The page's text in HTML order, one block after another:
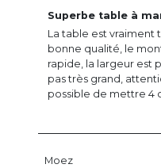
Superbe table à
La table est vraiment
bonne qualité, le
rapide, la largeur est
pas très grand,
possible de mettre 4
Moez